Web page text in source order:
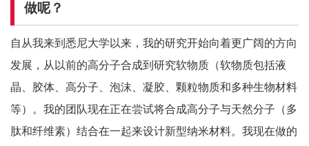
做呢？
自从我来到悉尼大学以来，我的研究开始向着更广阔的方向
发展，从以前的高分子合成到研究软物质（软物质包括液
晶、胶体、高分子、泡沫、凝胶、颗粒物质和多种生物材料
等）。我的团队现在正在尝试将合成高分子与天然分子（多
肽和纤维素）结合在一起来设计新型纳米材料。我现在做的